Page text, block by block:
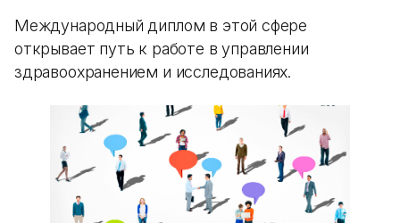
Международный диплом в этой сфере
открывает путь к работе в управлении
здравоохранением и исследованиях.